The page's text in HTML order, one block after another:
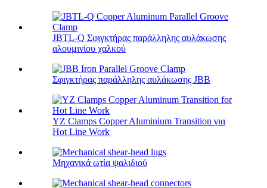
JBTL-Q Σφιγκτήρας παράλληλης αυλάκωσης
αλουμινίου χαλκού
Σφιγκτήρας παράλληλης αυλάκωσης JBB
YZ Clamps Copper Aluminium Transition για
Hot Line Work
Μηχανικά ωτία ψαλιδιού